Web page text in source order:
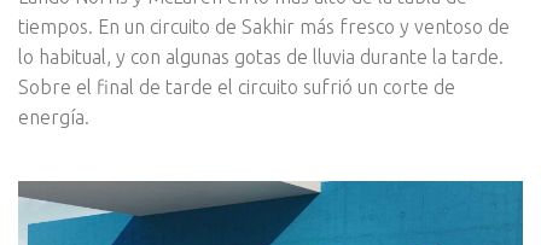
tiempos. En un circuito de Sakhir más fresco y ventoso de
lo habitual, y con algunas gotas de lluvia durante la tarde.
Sobre el final de tarde el circuito sufrió un corte de
energía.